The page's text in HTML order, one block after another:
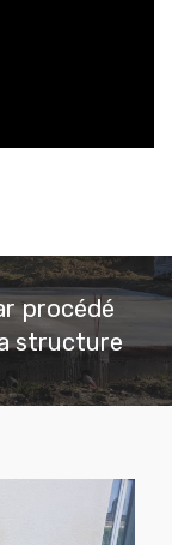
procédé
structure